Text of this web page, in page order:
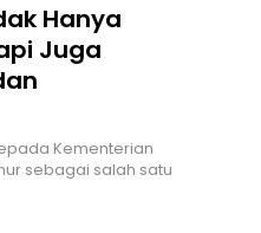
Hanya
Juga
Kementerian
sebagai salah satu